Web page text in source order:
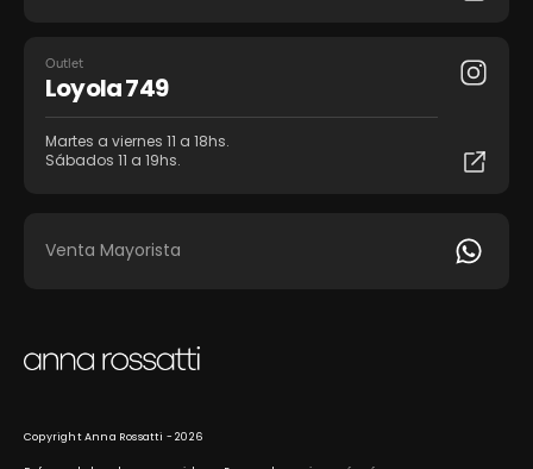
Outlet
Loyola 749
Martes a viernes 11 a 18hs.
Sábados 11 a 19hs.
Venta Mayorista
Copyright Anna Rossatti - 2026